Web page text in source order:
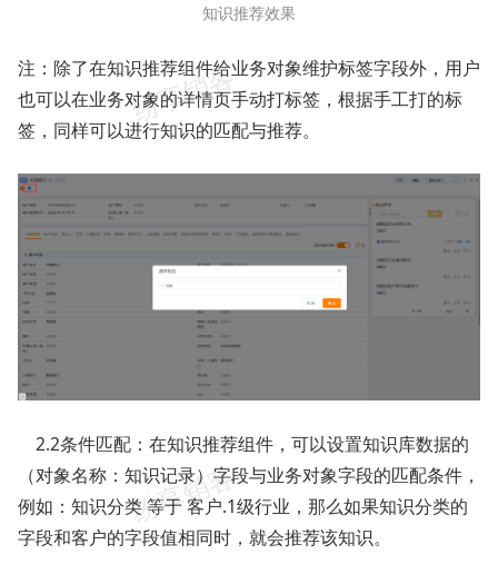
知识推荐效果
注：除了在知识推荐组件给业务对象维护标签字段外，用户
也可以在业务对象的详情页手动打标签，根据手工打的标
签，同样可以进行知识的匹配与推荐。
2.2条件匹配：在知识推荐组件，可以设置知识库数据的
（对象名称：知识记录）字段与业务对象字段的匹配条件，
例如：知识分类 等于 客户.1级行业，那么如果知识分类的
字段和客户的字段值相同时，就会推荐该知识。